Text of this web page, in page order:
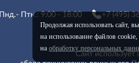
Продолжая использовать сайт,
на использование файлов cookie,
на обработку персональных
Пнд.- Птн.: 9:00 - 18:00 +7 (495)
Сайт использует